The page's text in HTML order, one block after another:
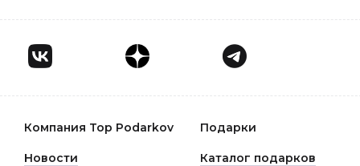
Компания Top Podarkov Подарки
Новости Каталог подарков